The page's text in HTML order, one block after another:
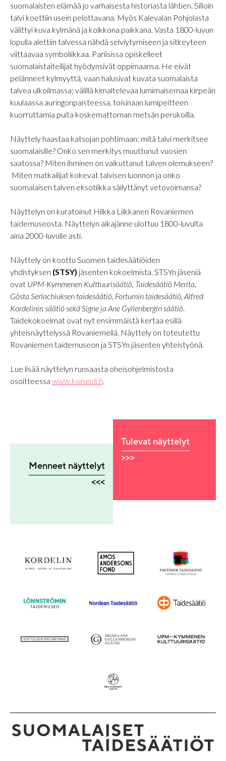
suomalaisten elämää jo varhaisesta historiasta lähtien. Silloin
talvi koettiin usein pelottavana. Myös Kalevalan Pohjolasta
välittyi kuva kylmänä ja kolkkona paikkana. Vasta 1800-luvun
lopulla alettiin talvessa nähdä selviytymiseen ja sitkeyteen
viittaavaa symboliikkaa. Pariisissa opiskelleet
suomalaistaiteilijat hyödynsivät oppimaansa. He eivät
pelänneet kylmyyttä, vaan halusivat kuvata suomalaista
talvea ulkoilmassa; välillä kimaltelevaa lumimaisemaa kirpeän
kuulaassa auringonpaisteessa, toisinaan lumipeitteen
kuorruttamia puita koskemattoman metsän perukoilla.
Näyttely haastaa katsojan pohtimaan: mitä talvi merkitsee
suomalaisille? Onko sen merkitys muuttunut vuosien
saatossa? Miten ihminen on vaikuttanut talven olemukseen?
Miten matkailijat kokevat talvisen luonnon ja onko
suomalaisen talven eksotiikka säilyttänyt vetovoimansa?
Näyttelyn on kuratoinut Hilkka Liikkanen Rovaniemen
taidemuseosta. Näyttelyn aikajänne ulottuu 1800-luvulta
aina 2000-luvulle asti.
Näyttely on koottu Suomen taidesäätiöiden
yhdistyksen (STSY) jäsenten kokoelmista. STSYn jäseniä
ovat UPM-Kymmenen Kulttuurisäätiö, Taidesäätiö Merita,
Gösta Serlachiuksen taidesäätiö, Fortumin taidesäätiö, Alfred
Kordelinin säätiö sekä Signe ja Ane Gyllenbergin säätiö.
Taidekokoelmat ovat nyt ensimmäistä kertaa esillä
yhteisnäyttelyssä Rovaniemellä. Näyttely on toteutettu
Rovaniemen taidemuseon ja STSYn jäsenten yhteistyönä.
Lue lisää näyttelyn runsaasta oheisohjelmistosta
osoitteessa www.korundi.fi.
Menneet näyttelyt
<<<
Tulevat näyttelyt
>>>